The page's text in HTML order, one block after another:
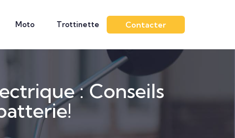
Moto Trottinette Contacter
: Conseils